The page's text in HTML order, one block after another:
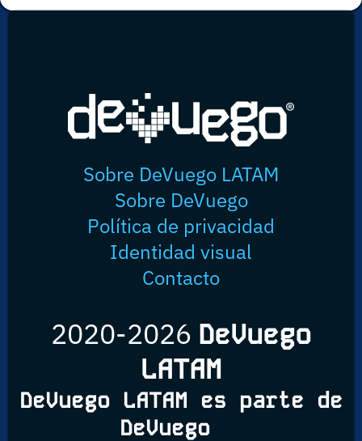
Sobre DeVuego LATAM
Sobre DeVuego
Política de privacidad
Identidad visual
Contacto
2020-2026 DeVuego
LATAM
DeVuego LATAM es parte de
DeVuego